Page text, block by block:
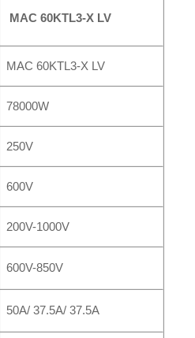
MAC 60KTL3-X LV
MAC 60KTL3-X LV
78000W
250V
600V
200V-1000V
600V-850V
50A/ 37.5A/ 37.5A